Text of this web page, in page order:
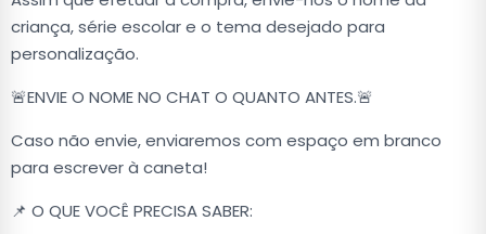
criança, série escolar e o tema desejado para
personalização.
🚨ENVIE O NOME NO CHAT O QUANTO ANTES.🚨
Caso não envie, enviaremos com espaço em branco
para escrever à caneta!
📌 O QUE VOCÊ PRECISA SABER: